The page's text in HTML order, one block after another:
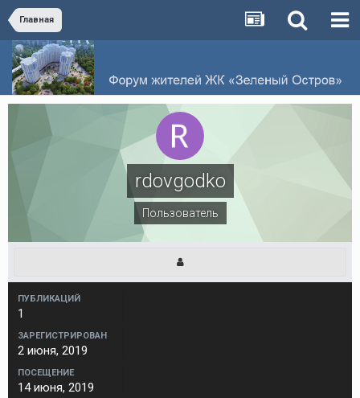
Главная
rdovgodko
Пользователь
ПУБЛИКАЦИЙ
1
ЗАРЕГИСТРИРОВАН
2 июня, 2019
ПОСЕЩЕНИЕ
14 июня, 2019